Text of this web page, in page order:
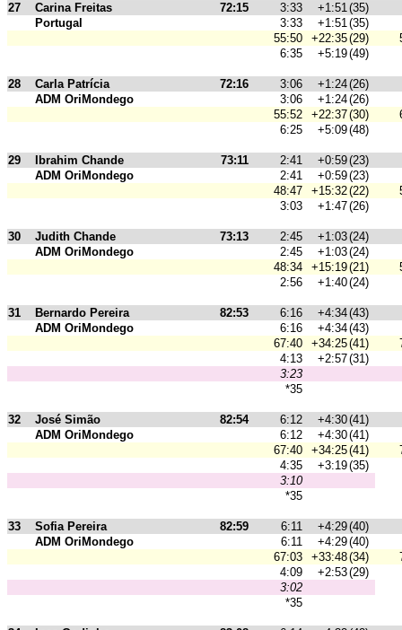
27 Carina Freitas 72:15 3:33 +1:51(35)
Portugal
3:33 +1:51(35)
55:50
+22:35(29)
6:35
+5:19(49)
28 Carla Patrícia 72:16 3:06 +1:24(26)
ADM OriMondego
3:06 +1:24(26)
55:52
+22:37(30)
6:25
+5:09(48)
29 Ibrahim Chande 73:11 2:41 +0:59(23)
ADM OriMondego
2:41 +0:59(23)
48:47
+15:32(22)
3:03
+1:47(26)
30 Judith Chande 73:13 2:45 +1:03(24)
ADM OriMondego
2:45 +1:03(24)
48:34
+15:19(21)
2:56
+1:40(24)
31 Bernardo Pereira 82:53 6:16 +4:34(43)
ADM OriMondego
6:16 +4:34(43)
67:40
+34:25(41)
4:13
+2:57(31)
3:23
*35
32 José Simão 82:54 6:12 +4:30(41)
ADM OriMondego
6:12 +4:30(41)
67:40
+34:25(41)
4:35
+3:19(35)
3:10
*35
33 Sofia Pereira 82:59 6:11 +4:29(40)
ADM OriMondego
6:11 +4:29(40)
67:03
+33:48(34)
4:09
+2:53(29)
3:02
*35